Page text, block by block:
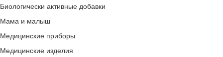
Биологически активные добавки
Мама и малыш
Медицинские приборы
Медицинские изделия